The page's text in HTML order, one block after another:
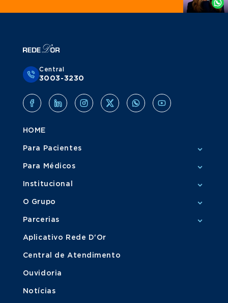
Central
3003-3230
HOME
Para Pacientes
Para Médicos
Institucional
O Grupo
Parcerias
Aplicativo Rede D'Or
Central de Atendimento
Ouvidoria
Notícias